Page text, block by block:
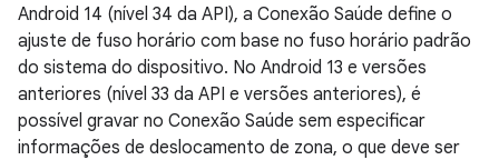
Android 14 (nível 34 da API), a Conexão Saúde define o
ajuste de fuso horário com base no fuso horário padrão
do sistema do dispositivo. No Android 13 e versões
anteriores (nível 33 da API e versões anteriores), é
possível gravar no Conexão Saúde sem especificar
informações de deslocamento de zona, o que deve ser